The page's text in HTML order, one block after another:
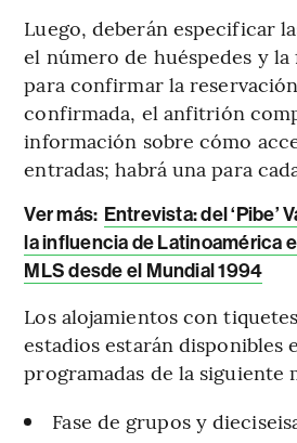
Luego, deberán especificar
el número de huéspedes y la
para confirmar la
confirmada, el anfitrión
información sobre cómo
entradas; habrá una para
Ver más: Entrevista: del ‘Pibe’
la influencia de Latinoamérica
MLS desde el Mundial 1994
Los alojamientos con
estadios estarán disponibles
programadas de la siguiente
Fase de grupos y